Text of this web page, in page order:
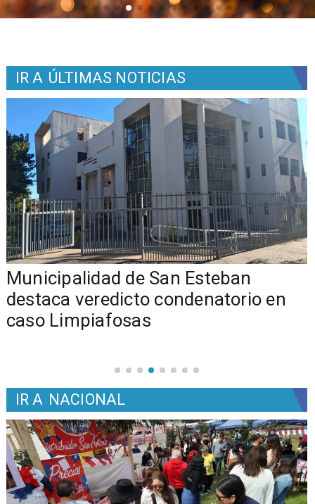
IR A ÚLTIMAS NOTICIAS
Municipalidad de San Esteban
destaca veredicto condenatorio en
caso Limpiafosas
IR A NACIONAL